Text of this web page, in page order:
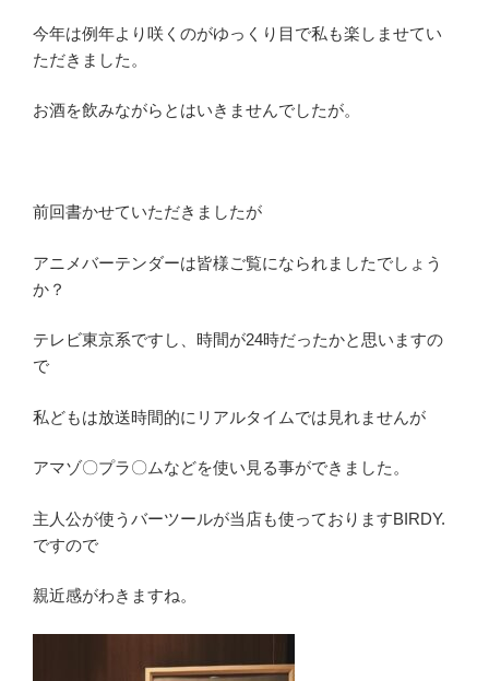
今年は例年より咲くのがゆっくり目で私も楽しませてい
ただきました。
お酒を飲みながらとはいきませんでしたが。
前回書かせていただきましたが
アニメバーテンダーは皆様ご覧になられましたでしょう
か？
テレビ東京系ですし、時間が24時だったかと思いますの
で
私どもは放送時間的にリアルタイムでは見れませんが
アマゾ〇プラ〇ムなどを使い見る事ができました。
主人公が使うバーツールが当店も使っておりますBIRDY.
ですので
親近感がわきますね。